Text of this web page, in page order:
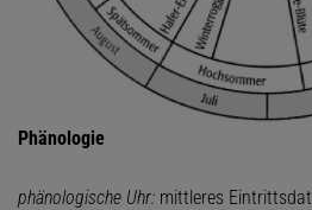
Phänologie
phänologische Uhr: mittleres